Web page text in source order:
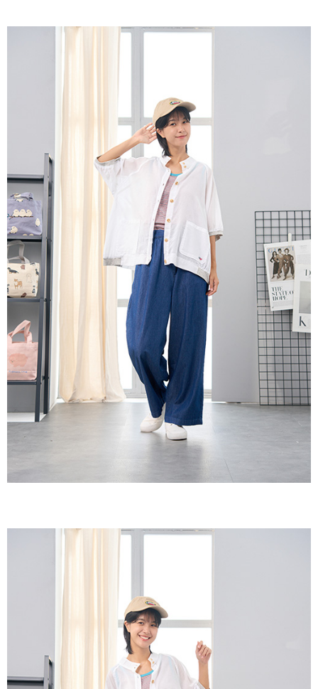
５．嚴禁一人註冊多個帳號或使用他人資訊註冊。若發現惡意使用之情形，